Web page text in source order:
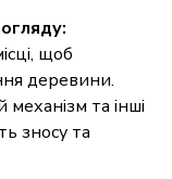
щоб
деревини.
та інші
зносу та